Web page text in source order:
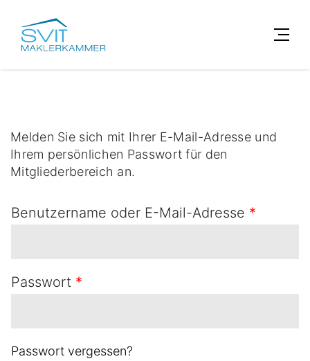
Melden Sie sich mit Ihrer E-Mail-Adresse und
Ihrem persönlichen Passwort für den
Mitgliederbereich an.
Benutzername oder E-Mail-Adresse *
Passwort *
Passwort vergessen?